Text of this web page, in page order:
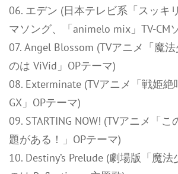
06. エデン (日本テレビ系「スッキ
マソング、「animelo mix」TV-CM
07. Angel Blossom (TVアニメ「魔
のは ViVid」OPテーマ)
08. Exterminate (TVアニメ「戦姫
GX」OPテーマ)
09. STARTING NOW! (TVアニメ「
題がある！」OPテーマ)
10. Destiny’s Prelude (劇場版「魔